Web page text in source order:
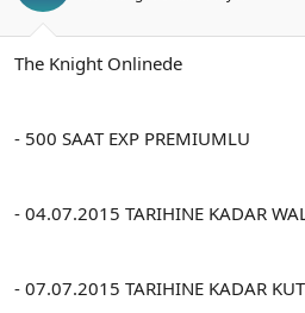
b
a
ş
a
ç
t
h
The Knight Onlinede
- 500 SAAT EXP PREMIUMLU
- 04.07.2015 TARIHINE KADAR
- 07.07.2015 TARIHINE KADAR